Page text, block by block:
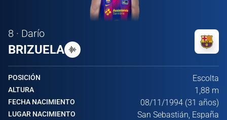
8 · Darío
BRIZUELA
POSICIÓN Escolta
ALTURA 1,88 m
FECHA NACIMIENTO 08/11/1994 (31 años)
LUGAR NACIMIENTO San Sebastián, España